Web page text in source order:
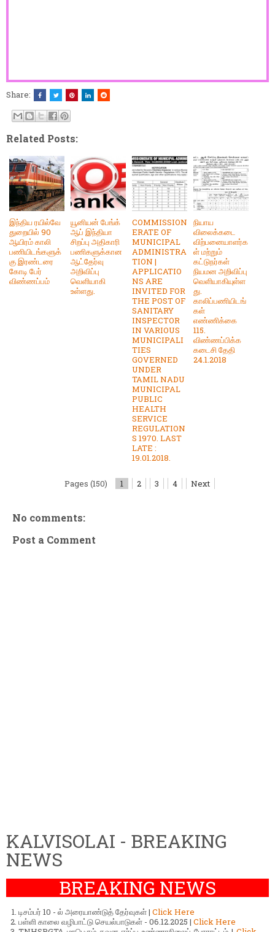
Share:
Related Posts:
இந்திய ரயில்வே
துறையில் 90
ஆயிரம் காலி
பணியிடங்களுக்
கு இரண்டரை
கோடி பேர்
விண்ணப்பம்
யூனியன் பேங்க்
ஆப் இந்தியா
சிறப்பு அதிகாரி
பணிகளுக்கான
ஆட்தேர்வு
அறிவிப்பு
வெளியாகி
உள்ளது.
COMMISSION
ERATE OF
MUNICIPAL
ADMINISTRA
TION |
APPLICATIO
NS ARE
INVITED FOR
THE POST OF
SANITARY
INSPECTOR
IN VARIOUS
MUNICIPALI
TIES
GOVERNED
UNDER
TAMIL NADU
MUNICIPAL
PUBLIC
HEALTH
SERVICE
REGULATION
S 1970. LAST
LATE :
19.01.2018.
நியாய
விலைக்கடை
விற்பனையாளர்க
ள் மற்றும்
கட்டுநர்கள்
நியமன அறிவிப்பு
வெளியாகியுள்ள
து.
காலிப்பணியிடங்
கள்
எண்ணிக்கை
115.
விண்ணப்பிக்க
கடைசி தேதி
24.1.2018
Pages (150) 1 2 3 4 Next
No comments:
Post a Comment
KALVISOLAI - BREAKING
NEWS
BREAKING NEWS
டிசம்பர் 10 - ல் அரையாண்டுத் தேர்வுகள் | Click Here
பள்ளி காலை வழிபாட்டு செயல்பாடுகள் - 06.12.2025 | Click Here